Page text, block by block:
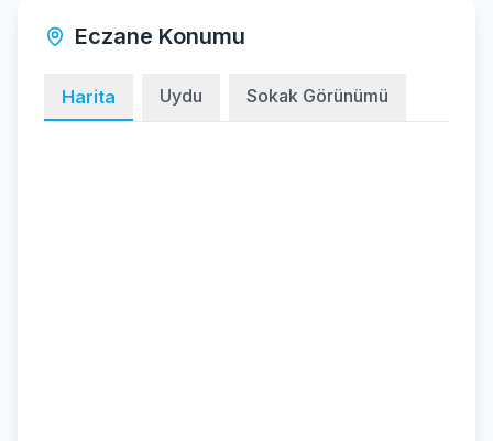
Eczane Konumu
Harita Uydu Sokak Görünümü